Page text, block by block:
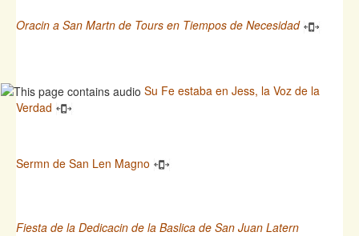
Oracin a San Martn de Tours en Tiempos de Necesidad
Su Fe estaba en Jess, la Voz de la
Verdad
Sermn de San Len Magno
Fiesta de la Dedicacin de la Baslica de San Juan Latern